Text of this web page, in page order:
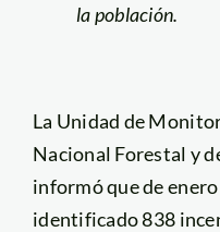
la población.
La Unidad de
Nacional Forestal y
informó que de
identificado 838